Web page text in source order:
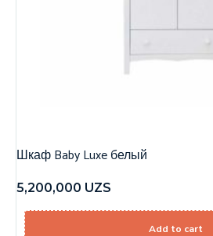
Шкаф Baby Luxe белый
5,200,000 UZS
Add to cart